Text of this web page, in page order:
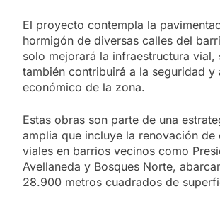
El proyecto contempla la
hormigón de diversas calles del
solo mejorará la infraestructura vial,
también contribuirá a la seguridad y
económico de la zona.
Estas obras son parte de una
amplia que incluye la renovación de
viales en barrios vecinos como
Avellaneda y Bosques Norte,
28.900 metros cuadrados de